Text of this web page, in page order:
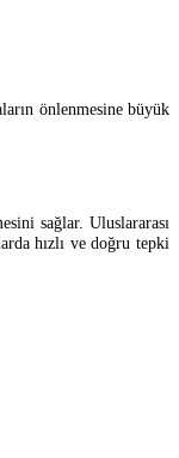
önlenmesine büyük
sağlar. Uluslararası
hızlı ve doğru tepki